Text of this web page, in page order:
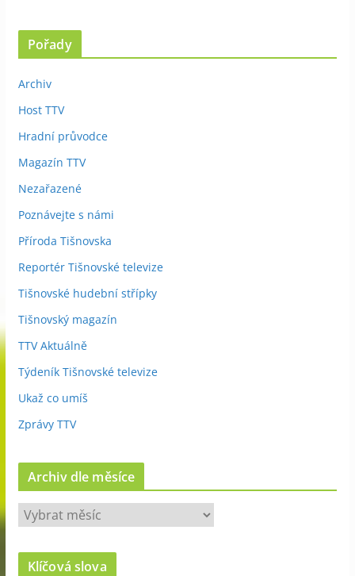
Pořady
Archiv
Host TTV
Hradní průvodce
Magazín TTV
Nezařazené
Poznávejte s námi
Příroda Tišnovska
Reportér Tišnovské televize
Tišnovské hudební střípky
Tišnovský magazín
TTV Aktuálně
Týdeník Tišnovské televize
Ukaž co umíš
Zprávy TTV
Archiv dle měsíce
A
r
c
Klíčová slova